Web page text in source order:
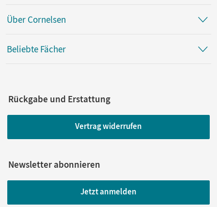
Über Cornelsen
Beliebte Fächer
Rückgabe und Erstattung
Vertrag widerrufen
Newsletter abonnieren
Jetzt anmelden